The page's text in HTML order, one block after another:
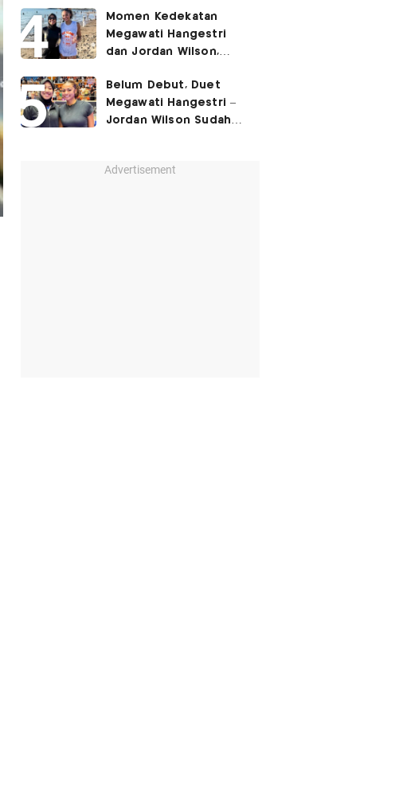
Momen Kedekatan
Megawati Hangestri
dan Jordan Wilson,
Hillstate di Pantai!
Belum Debut, Duet
Megawati Hangestri –
Jordan Wilson Sudah
Advertisement